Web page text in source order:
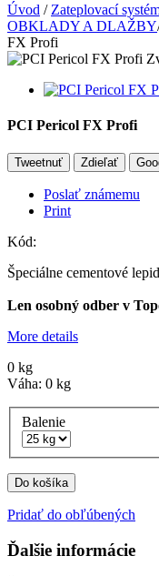
Úvod / Zateplovací
OBKLADY A DLAŽBY
FX Profi
PCI Pericol FX Profi
Tweetnuť Zdieľať
Poslať známemu
Print
Kód:
Špeciálne cementové
Len osobný odber v
More details
0 kg
Váha: 0 kg
Balenie
Do košíka
Pridať do obľúbených
Ďalšie informácie